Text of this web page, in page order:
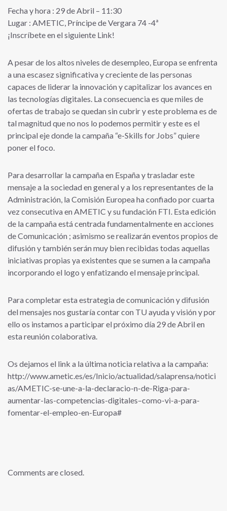
Fecha y hora : 29 de Abril – 11:30
Lugar : AMETIC, Príncipe de Vergara 74 -4ª
¡Inscríbete en el siguiente Link!
A pesar de los altos niveles de desempleo, Europa se enfrenta
a una escasez significativa y creciente de las personas
capaces de liderar la innovación y capitalizar los avances en
las tecnologías digitales. La consecuencia es que miles de
ofertas de trabajo se quedan sin cubrir y este problema es de
tal magnitud que no nos lo podemos permitir y este es el
principal eje donde la campaña “e-Skills for Jobs” quiere
poner el foco.
Para desarrollar la campaña en España y trasladar este
mensaje a la sociedad en general y a los representantes de la
Administración, la Comisión Europea ha confiado por cuarta
vez consecutiva en AMETIC y su fundación FTI. Esta edición
de la campaña está centrada fundamentalmente en acciones
de Comunicación ; asimismo se realizarán eventos propios de
difusión y también serán muy bien recibidas todas aquellas
iniciativas propias ya existentes que se sumen a la campaña
incorporando el logo y enfatizando el mensaje principal.
Para completar esta estrategia de comunicación y difusión
del mensajes nos gustaría contar con TU ayuda y visión y por
ello os instamos a participar el próximo día 29 de Abril en
esta reunión colaborativa.
Os dejamos el link a la última noticia relativa a la campaña:
http://www.ametic.es/es/Inicio/actualidad/salaprensa/notici
as/AMETIC-se-une-a-la-declaracio-n-de-Riga-para-
aumentar-las-competencias-digitales–como-vi-a-para-
fomentar-el-empleo-en-Europa#
Comments are closed.